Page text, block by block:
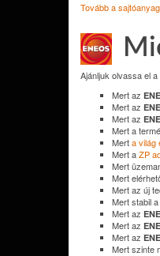
Tovább a
Ajánljuk olvassa el a
Mert az
Mert az
Mert az
Mert a
Merta világ
Mert aZP
Mert
Mert
Mert az új
Mert stabil
Mert az
Mert az
Mert az
Mert szinte